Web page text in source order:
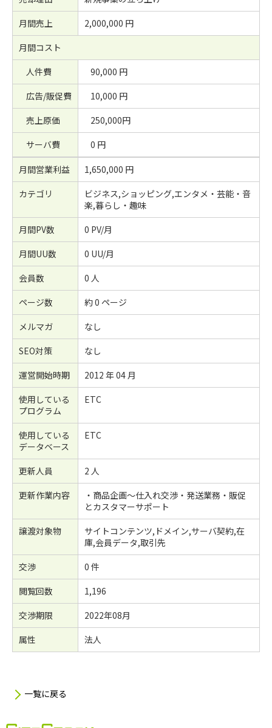
月間売上
2,000,000 円
月間コスト
人件費
90,000 円
広告/販促費
10,000 円
売上原価
250,000円
サーバ費
0 円
月間営業利益
1,650,000 円
カテゴリ
ビジネス,ショッピング,エンタメ・芸能・音
楽,暮らし・趣味
月間PV数
0 PV/月
月間UU数
0 UU/月
会員数
0 人
ページ数
約 0 ページ
メルマガ
なし
SEO対策
なし
運営開始時期
2012 年 04 月
使用している
プログラム
ETC
使用している
データベース
ETC
更新人員
2 人
更新作業内容
・商品企画～仕入れ交渉・発送業務・販促
とカスタマーサポート
譲渡対象物
サイトコンテンツ,ドメイン,サーバ契約,在
庫,会員データ,取引先
交渉
0 件
閲覧回数
1,196
交渉期限
2022年08月
属性
法人
一覧に戻る